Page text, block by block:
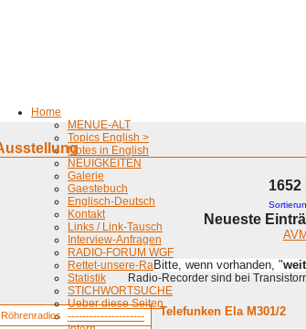
Home
MENUE-ALT
Topics English >
Notes in English
NEUIGKEITEN
Galerie
Gaestebuch
Englisch-Deutsch
Kontakt
Links / Link-Tausch
Interview-Anfragen
RADIO-FORUM WGF
Rettet-unsere-Radios
Statistik
STICHWORTSUCHE
Ueber diese Seiten
---------------------
Neueste
Bitte, wenn vorhanden, "
Radio-Recorder sind bei
Röhrenradios
Telefunken Ela M301/2